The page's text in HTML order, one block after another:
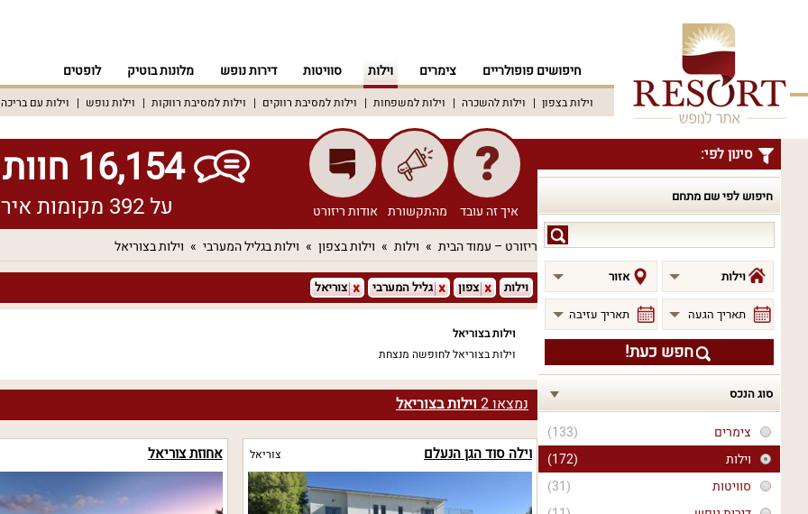
חיפושים פופולריים צימרים וילות סוויטות דירות נופש מלונות בוטיק לופטים
וילות בצפון וילות להשכרה וילות למשפחות וילות למסיבת רווקים וילות למסיבת רווקות וילות נופש וילות עם בריכה
סינון לפי:
חיפוש לפי שם מתחם
לפי
שם
מתחם
וילות אזור
תאריך הגעה תאריך עזיבה
חפש כעת!
סוג הנכס
(133)
צימרים
(172)
וילות
(31)
סוויטות
איך זה עובד מהתקשורת אודות ריזורט
16,154 חוות דעת אמיתיות!
על 392 מקומות אירוח שונים ברחבי הארץ
ריזורט – עמוד הבית וילות וילות בצפון וילות בגליל המערבי וילות בצוריאל
וילות צפון גליל המערבי צוריאל
וילות בצוריאל
וילות בצוריאל לחופשה מנצחת
נמצאו2וילות בצוריאל
וילה סוד הגן הנעלם צוריאל אחוזת צוריאל